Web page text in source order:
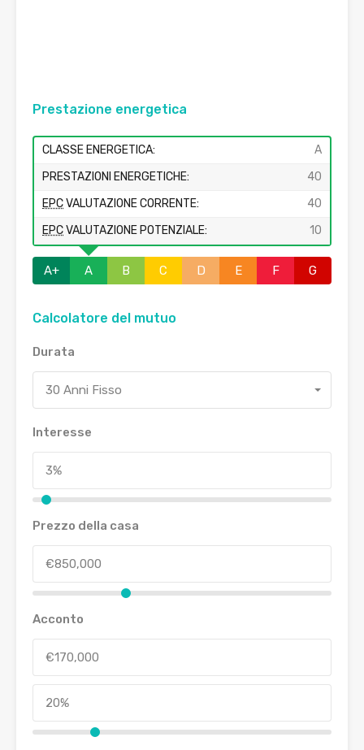
Prestazione energetica
CLASSE ENERGETICA:
A
PRESTAZIONI ENERGETICHE:
40
EPCVALUTAZIONE CORRENTE:
40
EPCVALUTAZIONE POTENZIALE: 10
A+ A B C D E F G
Calcolatore del mutuo
Durata
30 Anni Fisso
Interesse
Prezzo della casa
Acconto